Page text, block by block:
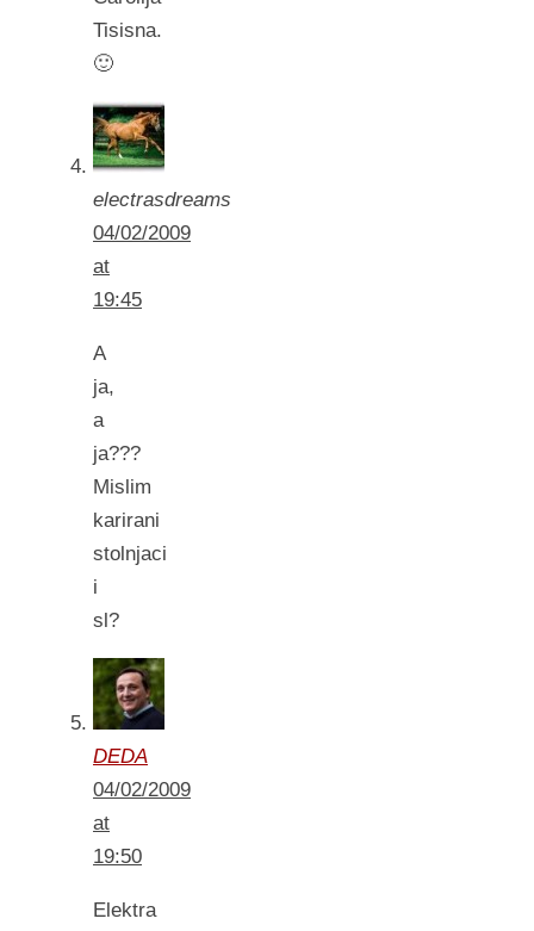
Tisisna.
🙂
electrasdreams
04/02/2009
at
19:45
A
ja,
a
ja???
Mislim
karirani
stolnjaci
i
sl?
DEDA
04/02/2009
at
19:50
Elektra